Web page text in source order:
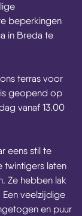
beperkingen
in Breda te
terras voor
geopend op
vanaf 13.00
eens stil te
twintigers laten
Ze hebben lak
veelzijdige
en puur